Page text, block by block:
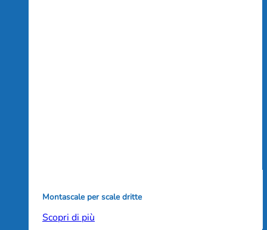
Montascale per scale dritte
Scopri di più